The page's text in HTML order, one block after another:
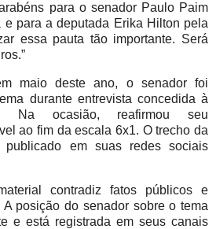
para o senador Paulo Paim
e para a deputada Erika Hilton pela
essa pauta tão importante. Será
maio deste ano, o senador foi
durante entrevista concedida à
Na ocasião, reafirmou seu
ao fim da escala 6x1. O trecho da
publicado em suas redes sociais
contradiz fatos públicos e
posição do senador sobre o tema
e está registrada em seus canais